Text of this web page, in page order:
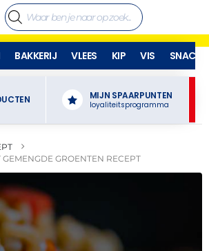
BAKKERIJ VLEES KIP VIS SNACKS
MIJN SPAARPUNTEN
loyaliteitsprogramma
GROENTEN RECEPT